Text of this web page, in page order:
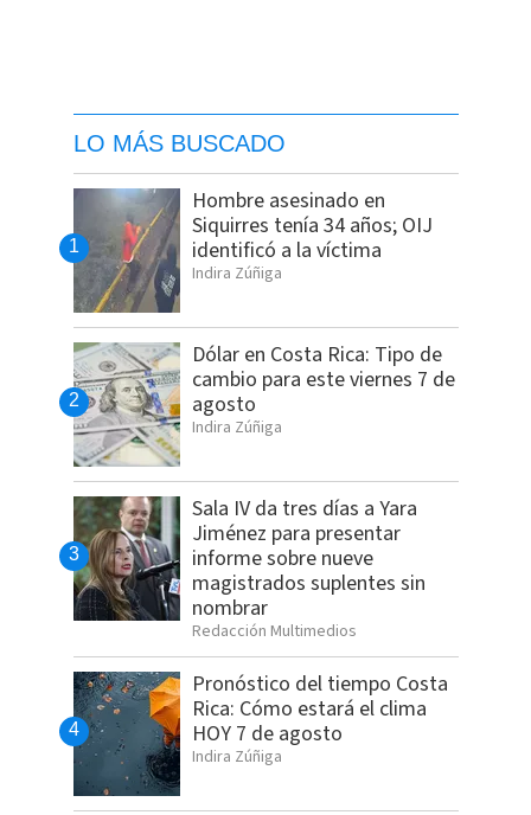
LO MÁS BUSCADO
Hombre asesinado en
Siquirres tenía 34 años; OIJ
identificó a la víctima
Indira Zúñiga
Dólar en Costa Rica: Tipo de
cambio para este viernes 7 de
agosto
Indira Zúñiga
Sala IV da tres días a Yara
Jiménez para presentar
informe sobre nueve
magistrados suplentes sin
nombrar
Redacción Multimedios
Pronóstico del tiempo Costa
Rica: Cómo estará el clima
HOY 7 de agosto
Indira Zúñiga